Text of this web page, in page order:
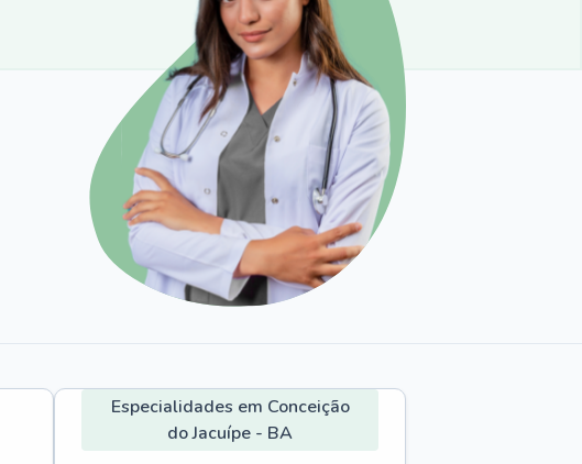
Especialidades em Conceição
do Jacuípe - BA